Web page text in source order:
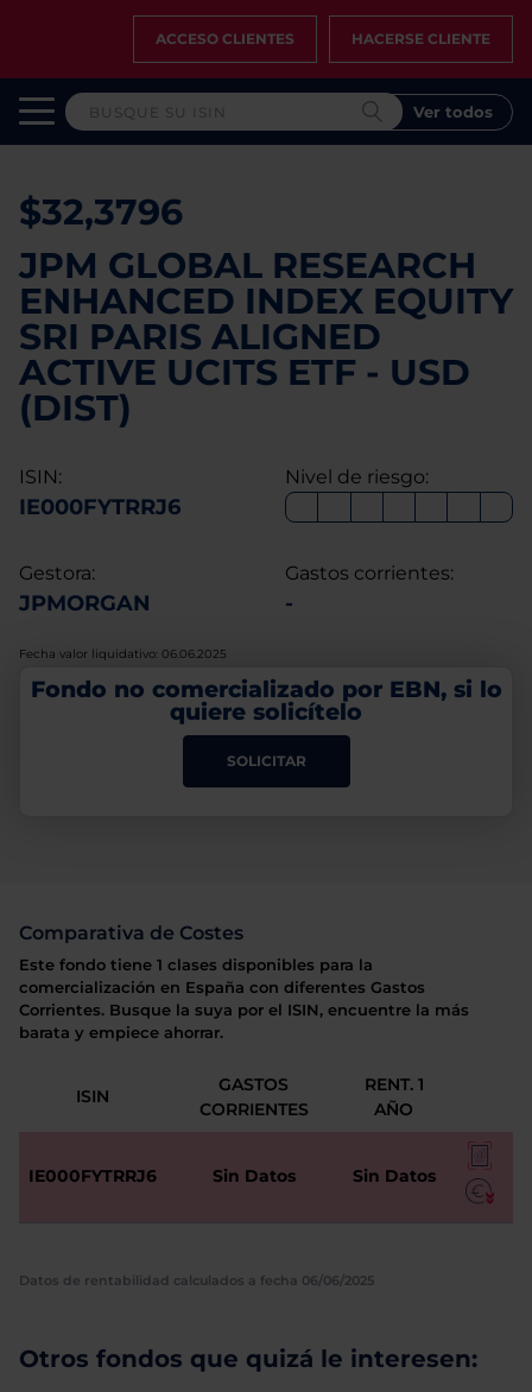
ACCESO CLIENTES HACERSE CLIENTE
Ver todos
$32,3796
JPM GLOBAL RESEARCH
ENHANCED INDEX EQUITY
SRI PARIS ALIGNED
ACTIVE UCITS ETF - USD
(DIST)
ISIN:
IE000FYTRRJ6
Nivel de riesgo:
Gestora:
JPMORGAN
Gastos corrientes:
-
Fecha valor liquidativo: 06.06.2025
Fondo no comercializado por EBN, si lo
quiere solicítelo
SOLICITAR
Comparativa de Costes
Este fondo tiene 1 clases disponibles para la
comercialización en España con diferentes Gastos
Corrientes. Busque la suya por el ISIN, encuentre la más
barata y empiece ahorrar.
ISIN
GASTOS
CORRIENTES
RENT. 1
AÑO
IE000FYTRRJ6 Sin Datos Sin Datos
Datos de rentabilidad calculados a fecha 06/06/2025
Otros fondos que quizá le interesen: